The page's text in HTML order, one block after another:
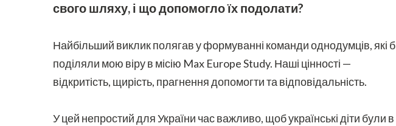
свого шляху, і що допомогло їх подолати?
Найбільший виклик полягав у формуванні команди однодумців, які б
поділяли мою віру в місію Max Europe Study. Наші цінності —
відкритість, щирість, прагнення допомогти та відповідальність.
У цей непростий для України час важливо, щоб українські діти були в